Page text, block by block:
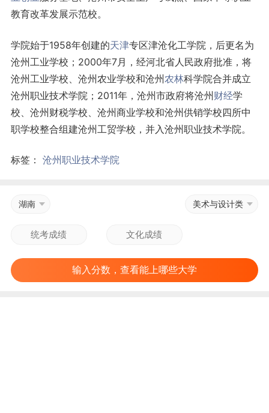
教育改革发展示范校。
学院始于1958年创建的天津专区津沧化工学院，后更名为
沧州工业学校；2000年7月，经河北省人民政府批准，将
沧州工业学校、沧州农业学校和沧州农林科学院合并成立
沧州职业技术学院；2011年，沧州市政府将沧州财经学
校、沧州财税学校、沧州商业学校和沧州供销学校四所中
职学校整合组建沧州工贸学校，并入沧州职业技术学院。
标签： 沧州职业技术学院
湖南 美术与设计类
输入分数，查看能上哪些大学